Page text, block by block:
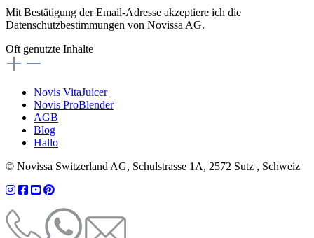
Mit Bestätigung der Email-Adresse akzeptiere ich die
Datenschutzbestimmungen von Novissa AG.
Oft genutzte Inhalte
Novis VitaJuicer
Novis ProBlender
AGB
Blog
Hallo
© Novissa Switzerland AG, Schulstrasse 1A, 2572 Sutz , Schweiz